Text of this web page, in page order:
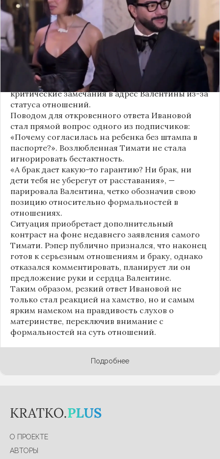
официального брака. Ее резкая реакция стала
первым косвенным подтверждением слухов о
рождении дочери, ранее распространяемых
изданием «СтарХит».
Хотя сама звездная пара официально не
объявляла о пополнении, поклонники уже
засыпали их поздравлениями. Однако
некоторые комментаторы позволили себе
критические замечания в адрес Валентины из-за
статуса отношений.
Поводом для откровенного ответа Ивановой
стал прямой вопрос одного из подписчиков:
«Почему согласилась на ребенка без штампа в
паспорте?». Возлюбленная Тимати не стала
игнорировать бестактность.
«А брак дает какую-то гарантию? Ни брак, ни
дети тебя не уберегут от расставания», —
парировала Валентина, четко обозначив свою
позицию относительно формальностей в
отношениях.
Ситуация приобретает дополнительный
контраст на фоне недавнего заявления самого
Тимати. Рэпер публично признался, что наконец
готов к серьезным отношениям и браку, однако
отказался комментировать, планирует ли он
предложение руки и сердца Валентине.
Таким образом, резкий ответ Ивановой не
только стал реакцией на хамство, но и самым
ярким намеком на правдивость слухов о
материнстве, переключив внимание с
формальностей на суть отношений.
Подробнее
О ПРОЕКТЕ
АВТОРЫ